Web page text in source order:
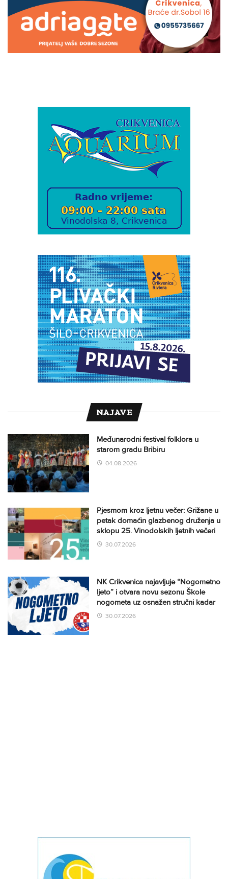
NAJAVE
Međunarodni festival folklora u
starom gradu Bribiru
04.08.2026
Pjesmom kroz ljetnu večer: Grižane u
petak domaćin glazbenog druženja u
sklopu 25. Vinodolskih ljetnih večeri
30.07.2026
NK Crikvenica najavljuje “Nogometno
ljeto” i otvara novu sezonu Škole
nogometa uz osnažen stručni kadar
30.07.2026